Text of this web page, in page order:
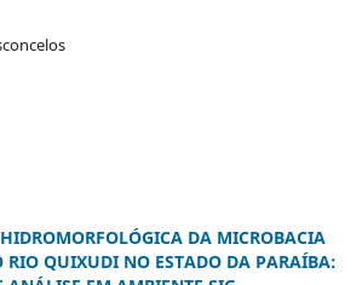
DA MICROBACIA
RIO QUIXUDI NO ESTADO DA PARAÍBA: